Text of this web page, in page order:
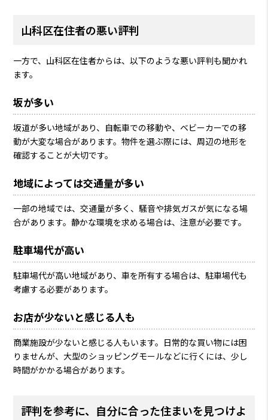
山科区在住者の悪い評判
一方で、山科区在住者からは、以下のような悪い評判も聞かれ
ます。
坂が多い
坂道が多い地域があり、自転車での移動や、ベビーカーでの移
動が大変な場合があります。物件を選ぶ際には、周辺の地形を
確認することが大切です。
地域によっては交通量が多い
一部の地域では、交通量が多く、騒音や排気ガスが気になる場
合があります。静かな環境を求める場合は、注意が必要です。
駐車場代が高い
駐車場代が高い地域があり、車を所有する場合は、駐車場代も
考慮する必要があります。
お店が少ないと感じる人も
商業施設が少ないと感じる人もいます。日常的な買い物には困
りませんが、大型のショッピングモールなどに行くには、少し
時間がかかる場合があります。
評判を参考に、自分に合った住まいを見つけよ